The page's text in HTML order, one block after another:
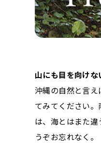
山にも目を向けな
沖縄の自然と言
てみてください
は、海とはまた
うぞお忘れなく。